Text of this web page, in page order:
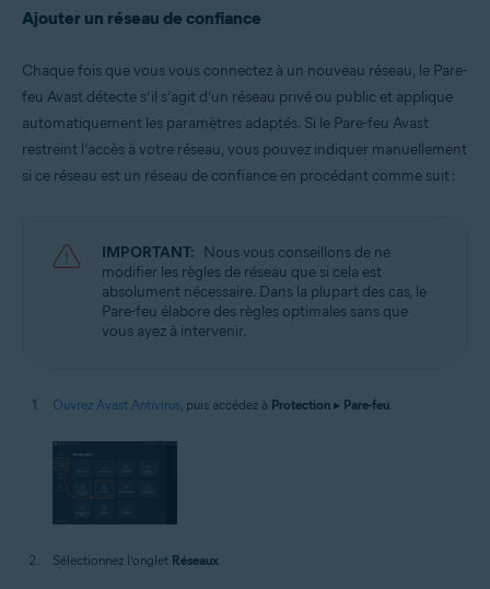
Ajouter un réseau de confiance
Chaque fois que vous vous connectez à un nouveau réseau, le Pare-
feu Avast détecte s’il s’agit d’un réseau privé ou public et applique
automatiquement les paramètres adaptés. Si le Pare-feu Avast
restreint l’accès à votre réseau, vous pouvez indiquer manuellement
si ce réseau est un réseau de confiance en procédant comme suit :
IMPORTANT: Nous vous conseillons de ne
modifier les règles de réseau que si cela est
absolument nécessaire. Dans la plupart des cas, le
Pare-feu élabore des règles optimales sans que
vous ayez à intervenir.
Ouvrez Avast Antivirus, puis accédez à Protection ▸ Pare-feu.
Sélectionnez l’onglet Réseaux.